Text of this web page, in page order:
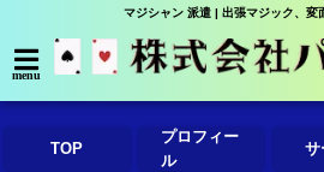
マジシャン 派遣 | 出張マジック、変
menu
TOP
プロフィー
ル
サ